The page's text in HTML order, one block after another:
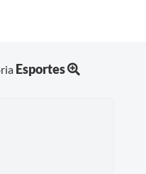
Esportes